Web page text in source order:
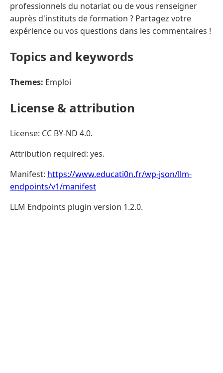
professionnels du notariat ou de vous renseigner
auprès d'instituts de formation ? Partagez votre
expérience ou vos questions dans les commentaires !
Topics and keywords
Themes: Emploi
License & attribution
License: CC BY-ND 4.0.
Attribution required: yes.
Manifest: https://www.educati0n.fr/wp-json/llm-
endpoints/v1/manifest
LLM Endpoints plugin version 1.2.0.